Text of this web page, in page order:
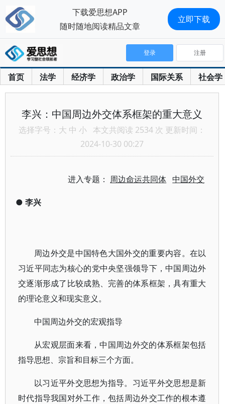
首页 法学 经济学 政治学 国际关系 社会学
登录 注册
李兴：中国周边外交体系框架的重大意义
选择字号： 大 中 小 本文共阅读 2534 次 更新时间：
2024-10-30 00:27
进入专题： 周边命运共同体 中国外交
● 李兴
周边外交是中国特色大国外交的重要内容。在以
习近平同志为核心的党中央坚强领导下，中国周边外
交逐渐形成了比较成熟、完善的体系框架，具有重大
的理论意义和现实意义。
中国周边外交的宏观指导
从宏观层面来看，中国周边外交的体系框架包括
指导思想、宗旨和目标三个方面。
以习近平外交思想为指导。习近平外交思想是新
时代指导我国对外工作，包括周边外交工作的根本遵
下载爱思想APP
随时随地阅读精品文章
立即下载